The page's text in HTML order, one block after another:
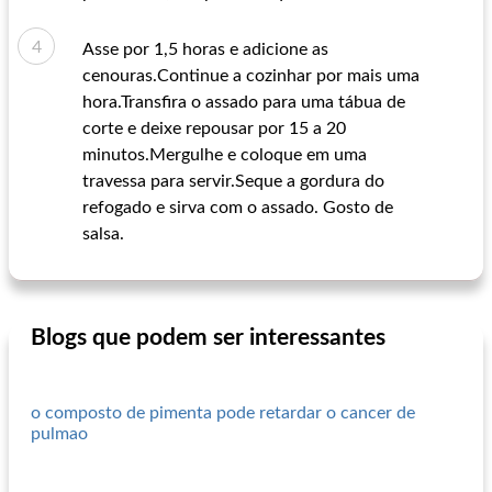
Asse por 1,5 horas e adicione as
cenouras.Continue a cozinhar por mais uma
hora.Transfira o assado para uma tábua de
corte e deixe repousar por 15 a 20
minutos.Mergulhe e coloque em uma
travessa para servir.Seque a gordura do
refogado e sirva com o assado. Gosto de
salsa.
Blogs que podem ser interessantes
o composto de pimenta pode retardar o cancer de
pulmao